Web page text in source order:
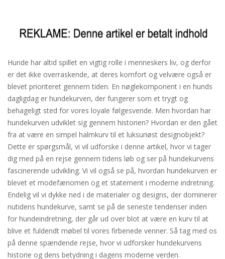
Hunde har altid spillet en vigtig rolle i menneskers liv, og derfor
er det ikke overraskende, at deres komfort og velvære også er
blevet prioriteret gennem tiden. En nøglekomponent i en hunds
dagligdag er hundekurven, der fungerer som et trygt og
behageligt sted for vores loyale følgesvende. Men hvordan har
hundekurven udviklet sig gennem historien? Hvordan er den gået
fra at være en simpel halmkurv til et luksuriøst designobjekt?
Dette er spørgsmål, vi vil udforske i denne artikel, hvor vi tager
dig med på en rejse gennem tidens løb og ser på hundekurvens
fascinerende udvikling. Vi vil også se på, hvordan hundekurven er
blevet et modefænomen og et statement i moderne indretning.
Endelig vil vi dykke ned i de materialer og designs, der dominerer
nutidens hundekurve, samt se på de seneste tendenser inden
for hundeindretning, der går ud over blot at være en kurv til at
blive et fuldendt møbel til vores firbenede venner. Så tag med os
på denne spændende rejse, hvor vi udforsker hundekurvens
historie og dens betydning i dagens moderne verden.